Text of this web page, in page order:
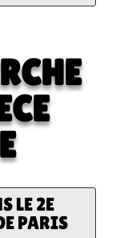
LE 2E
PARIS